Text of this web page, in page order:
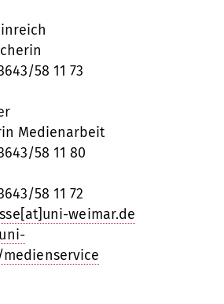
58 11 73
Medienarbeit
58 11 80
58 11 72
weimar.de